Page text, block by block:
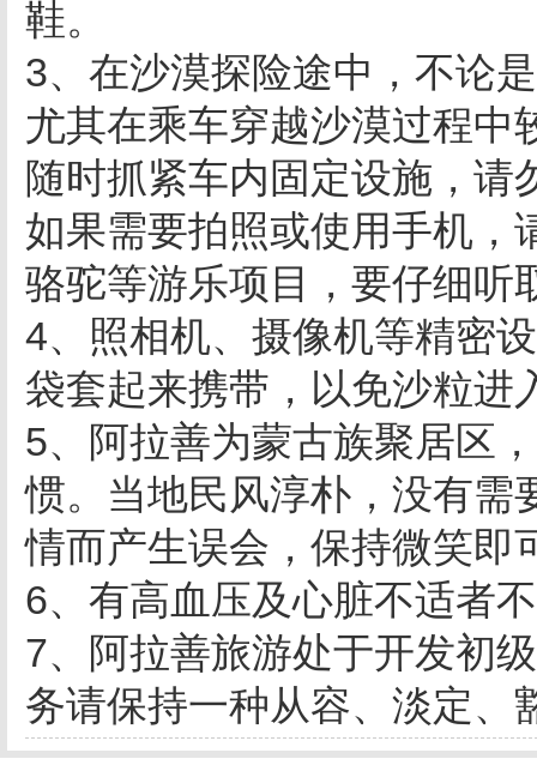
鞋。
3、在沙漠探险途中，不论
尤其在乘车穿越沙漠过程中
随时抓紧车内固定设施，请
如果需要拍照或使用手机，
骆驼等游乐项目，要仔细听
4、照相机、摄像机等精密
袋套起来携带，以免沙粒进
5、阿拉善为蒙古族聚居区
惯。当地民风淳朴，没有需
情而产生误会，保持微笑即
6、有高血压及心脏不适者
7、阿拉善旅游处于开发初
务请保持一种从容、淡定、